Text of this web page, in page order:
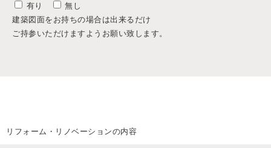
有り
無し
建築図面をお持ちの場合は出来るだけ
ご持参いただけますようお願い致します。
リフォーム・リノベーションの内容